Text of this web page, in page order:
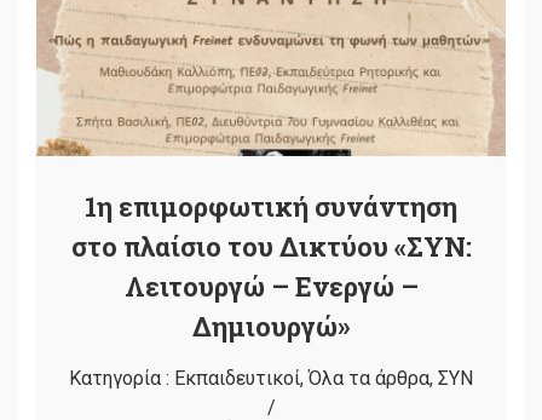
1η επιμορφωτική συνάντηση
στο πλαίσιο του Δικτύου «ΣΥΝ:
Λειτουργώ – Ενεργώ –
Δημιουργώ»
Κατηγορία : Εκπαιδευτικοί,Όλα τα άρθρα, ΣΥΝ
/